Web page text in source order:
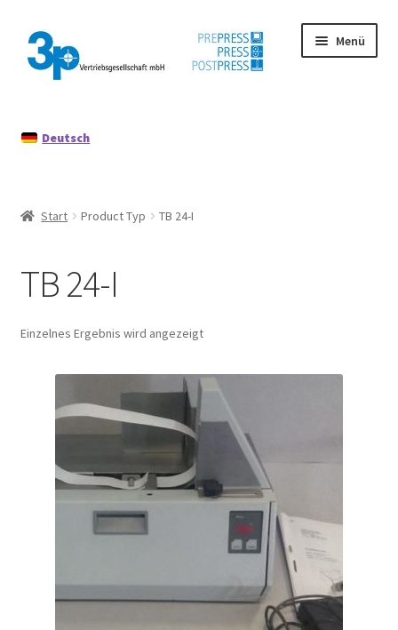
Zur
Navigation
springen
Zum
Inhalt
springen
Menü
Datenschutz
Mein Konto
Deutsch
Start Product Typ TB 24-I
TB 24-I
Einzelnes Ergebnis wird angezeigt